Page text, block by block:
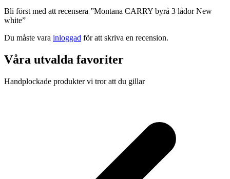
Bli först med att recensera ”Montana CARRY byrå 3 lådor New
white”
Du måste vara inloggad för att skriva en recension.
Våra utvalda favoriter
Handplockade produkter vi tror att du gillar